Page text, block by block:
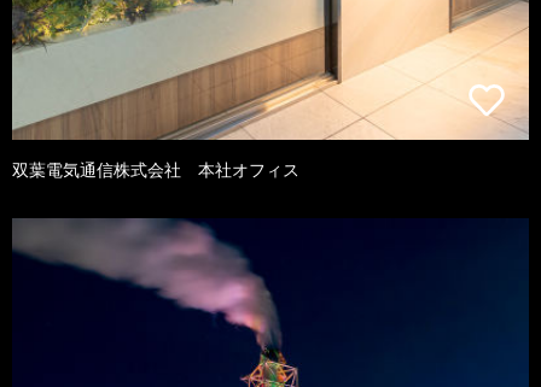
双葉電気通信株式会社 本社オフィス